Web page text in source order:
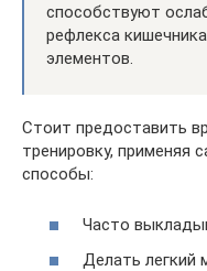
способствуют
рефлекса
элементов.
Стоит предоставить
тренировку, применяя
способы:
Часто
Делать легкий